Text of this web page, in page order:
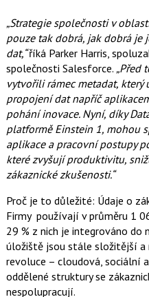
„Strategie společnosti v
pouze tak dobrá, jak dobrá
dat,“říká Parker Harris,
společnosti Salesforce. „Před
vytvořili rámec metadat,
propojení dat napříč
pohání inovace. Nyní, díky
platformě Einstein 1, mohou
aplikace a pracovní postupy
které zvyšují produktivitu,
zákaznické zkušenosti.“
Proč je to důležité: Údaje o
Firmy používají v průměru 1
29 % z nich je integrováno do
úložiště jsou stále složitější a
revoluce – cloudová, sociální
oddělené struktury se
nespolupracují.